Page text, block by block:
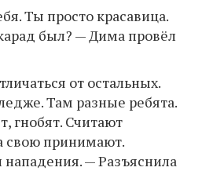
Ты просто красавица.
был? — Дима провёл
от остальных.
Там разные ребята.
гнобят. Считают
свою принимают.
— Разъяснила